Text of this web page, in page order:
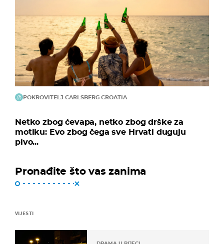
POKROVITELJ CARLSBERG CROATIA
Netko zbog ćevapa, netko zbog drške za
motiku: Evo zbog čega sve Hrvati duguju
pivo...
Pronađite što vas zanima
VIJESTI